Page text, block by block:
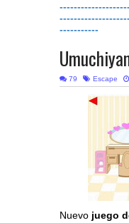
-----------
79 Escape
Nuevo juego